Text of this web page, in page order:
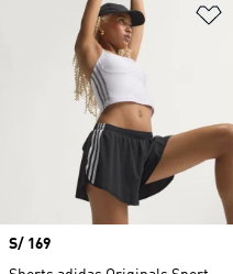
Precio
S/ 169